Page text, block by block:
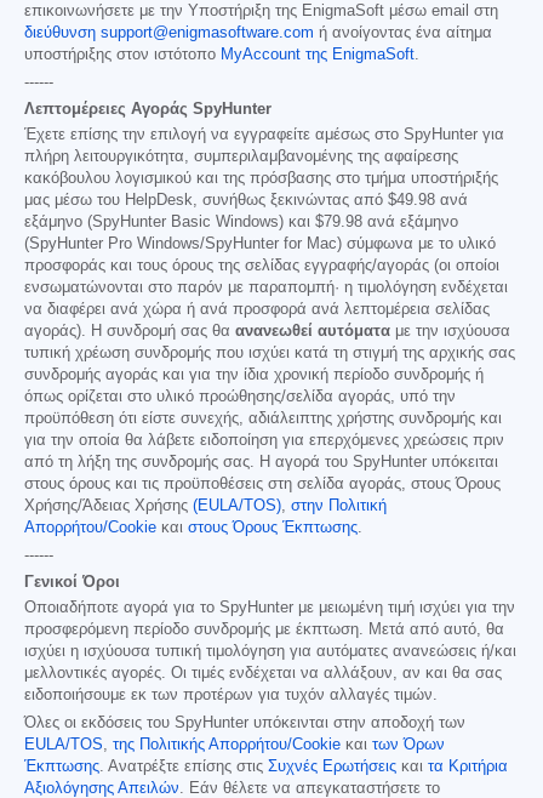
επικοινωνήσετε με την Υποστήριξη της EnigmaSoft μέσω email στη
διεύθυνση support@enigmasoftware.com ή ανοίγοντας ένα αίτημα
υποστήριξης στον ιστότοπο MyAccount της EnigmaSoft.
------
Λεπτομέρειες Αγοράς SpyHunter
Έχετε επίσης την επιλογή να εγγραφείτε αμέσως στο SpyHunter για
πλήρη λειτουργικότητα, συμπεριλαμβανομένης της αφαίρεσης
κακόβουλου λογισμικού και της πρόσβασης στο τμήμα υποστήριξής
μας μέσω του HelpDesk, συνήθως ξεκινώντας από $49.98 ανά
εξάμηνο (SpyHunter Basic Windows) και $79.98 ανά εξάμηνο
(SpyHunter Pro Windows/SpyHunter for Mac) σύμφωνα με το υλικό
προσφοράς και τους όρους της σελίδας εγγραφής/αγοράς (οι οποίοι
ενσωματώνονται στο παρόν με παραπομπή· η τιμολόγηση ενδέχεται
να διαφέρει ανά χώρα ή ανά προσφορά ανά λεπτομέρεια σελίδας
αγοράς). Η συνδρομή σας θα ανανεωθεί αυτόματα με την ισχύουσα
τυπική χρέωση συνδρομής που ισχύει κατά τη στιγμή της αρχικής σας
συνδρομής αγοράς και για την ίδια χρονική περίοδο συνδρομής ή
όπως ορίζεται στο υλικό προώθησης/σελίδα αγοράς, υπό την
προϋπόθεση ότι είστε συνεχής, αδιάλειπτης χρήστης συνδρομής και
για την οποία θα λάβετε ειδοποίηση για επερχόμενες χρεώσεις πριν
από τη λήξη της συνδρομής σας. Η αγορά του SpyHunter υπόκειται
στους όρους και τις προϋποθέσεις στη σελίδα αγοράς, στους Όρους
Χρήσης/Άδειας Χρήσης (EULA/TOS), στην Πολιτική
Απορρήτου/Cookie και στους Όρους Έκπτωσης.
------
Γενικοί Όροι
Οποιαδήποτε αγορά για το SpyHunter με μειωμένη τιμή ισχύει για την
προσφερόμενη περίοδο συνδρομής με έκπτωση. Μετά από αυτό, θα
ισχύει η ισχύουσα τυπική τιμολόγηση για αυτόματες ανανεώσεις ή/και
μελλοντικές αγορές. Οι τιμές ενδέχεται να αλλάξουν, αν και θα σας
ειδοποιήσουμε εκ των προτέρων για τυχόν αλλαγές τιμών.
Όλες οι εκδόσεις του SpyHunter υπόκεινται στην αποδοχή των
EULA/TOS, της Πολιτικής Απορρήτου/Cookie και των Όρων
Έκπτωσης. Ανατρέξτε επίσης στις Συχνές Ερωτήσεις και τα Κριτήρια
Αξιολόγησης Απειλών. Εάν θέλετε να απεγκαταστήσετε το